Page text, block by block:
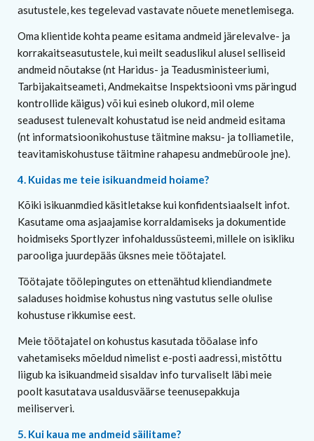
asutustele, kes tegelevad vastavate nõuete menetlemisega.
Oma klientide kohta peame esitama andmeid järelevalve- ja
korrakaitseasutustele, kui meilt seaduslikul alusel selliseid
andmeid nõutakse (nt Haridus- ja Teadusministeeriumi,
Tarbijakaitseameti, Andmekaitse Inspektsiooni vms päringud
kontrollide käigus) või kui esineb olukord, mil oleme
seadusest tulenevalt kohustatud ise neid andmeid esitama
(nt informatsioonikohustuse täitmine maksu- ja tolliametile,
teavitamiskohustuse täitmine rahapesu andmebüroole jne).
4. Kuidas me teie isikuandmeid hoiame?
Kõiki isikuanmdied käsitletakse kui konfidentsiaalselt infot.
Kasutame oma asjaajamise korraldamiseks ja dokumentide
hoidmiseks Sportlyzer infohaldussüsteemi, millele on isikliku
parooliga juurdepääs üksnes meie töötajatel.
Töötajate töölepingutes on ettenähtud kliendiandmete
saladuses hoidmise kohustus ning vastutus selle olulise
kohustuse rikkumise eest.
Meie töötajatel on kohustus kasutada tööalase info
vahetamiseks mõeldud nimelist e-posti aadressi, mistõttu
liigub ka isikuandmeid sisaldav info turvaliselt läbi meie
poolt kasutatava usaldusväärse teenusepakkuja
meiliserveri.
5. Kui kaua me andmeid säilitame?